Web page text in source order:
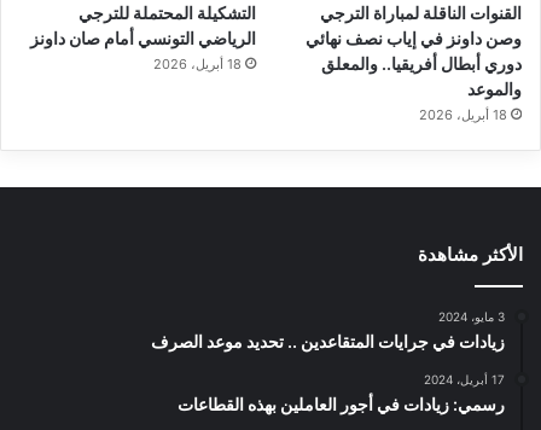
القنوات الناقلة لمباراة الترجي
وصن داونز في إياب نصف نهائي
دوري أبطال أفريقيا.. والمعلق
والموعد
18 أبريل، 2026
التشكيلة المحتملة للترجي
الرياضي التونسي أمام صان داونز
18 أبريل، 2026
الأكثر مشاهدة
3 مايو، 2024
زيادات في جرايات المتقاعدين .. تحديد موعد الصرف
17 أبريل، 2024
رسمي: زيادات في أجور العاملين بهذه القطاعات